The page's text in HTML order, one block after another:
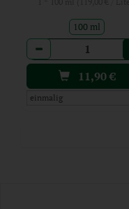
100 ml
Anzahl
11,90€